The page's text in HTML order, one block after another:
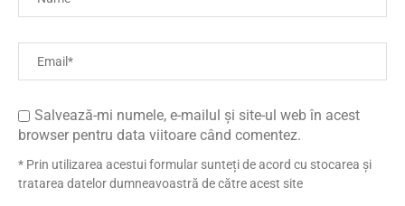
Salvează-mi numele, e-mailul și site-ul web în acest
browser pentru data viitoare când comentez.
* Prin utilizarea acestui formular sunteți de acord cu stocarea și
tratarea datelor dumneavoastră de către acest site